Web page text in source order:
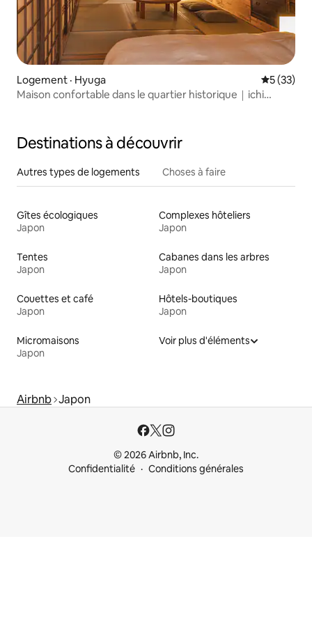
Logement · Hyuga Note
5 (33)
Maison confortable dans le quartier historique｜ichi
Destinations à découvrir
Autres types de logements Choses à faire
Gîtes écologiques
Japon
Complexes hôteliers
Japon
Tentes
Japon
Cabanes dans les arbres
Japon
Couettes et café
Japon
Hôtels-boutiques
Japon
Micromaisons
Japon
Voir plus d'éléments
Airbnb Japon
© 2026 Airbnb, Inc.
Confidentialité
Conditions générales